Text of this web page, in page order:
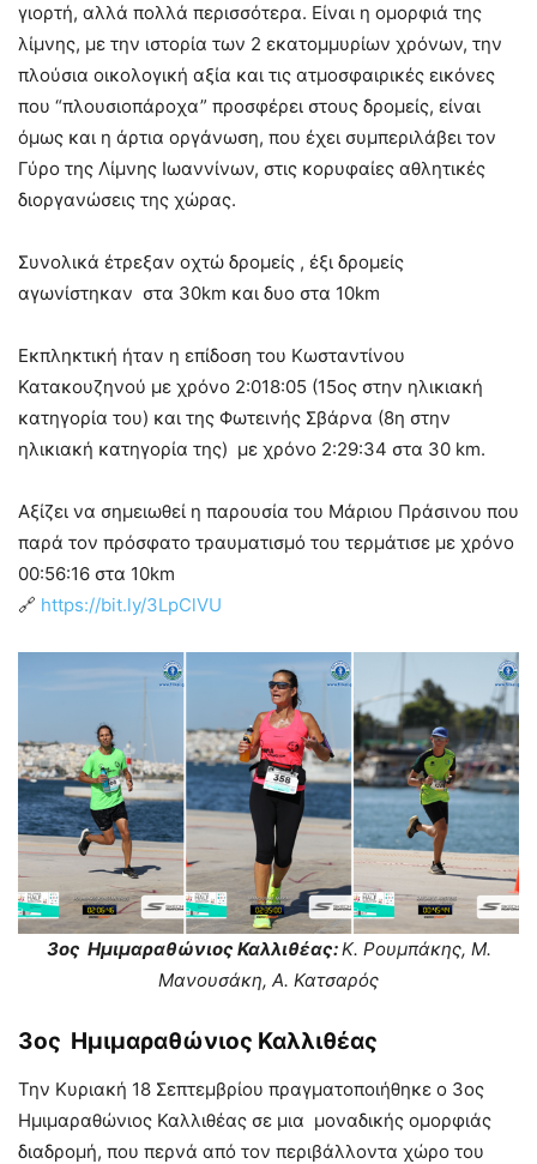
γιορτή, αλλά πολλά περισσότερα. Είναι η ομορφιά της
λίμνης, με την ιστορία των 2 εκατομμυρίων χρόνων, την
πλούσια οικολογική αξία και τις ατμοσφαιρικές εικόνες
που “πλουσιοπάροχα” προσφέρει στους δρομείς, είναι
όμως και η άρτια οργάνωση, που έχει συμπεριλάβει τον
Γύρο της Λίμνης Ιωαννίνων, στις κορυφαίες αθλητικές
διοργανώσεις της χώρας.
Συνολικά έτρεξαν οχτώ δρομείς , έξι δρομείς
αγωνίστηκαν στα 30km και δυο στα 10km
Εκπληκτική ήταν η επίδοση του Κωσταντίνου
Κατακουζηνού με χρόνο 2:018:05 (15ος στην ηλικιακή
κατηγορία του) και της Φωτεινής Σβάρνα (8η στην
ηλικιακή κατηγορία της) με χρόνο 2:29:34 στα 30 km.
Αξίζει να σημειωθεί η παρουσία του Μάριου Πράσινου που
παρά τον πρόσφατο τραυματισμό του τερμάτισε με χρόνο
00:56:16 στα 10km
🔗 https://bit.ly/3LpClVU
3ος Ημιμαραθώνιος Καλλιθέας:Κ. Ρουμπάκης, Μ.
Μανουσάκη, A. Κατσαρός
3ος Ημιμαραθώνιος Καλλιθέας
Την Κυριακή 18 Σεπτεμβρίου πραγματοποιήθηκε ο 3ος
Ημιμαραθώνιος Καλλιθέας σε μια μοναδικής ομορφιάς
διαδρομή, που περνά από τον περιβάλλοντα χώρο του